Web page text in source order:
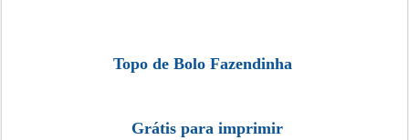
Topo de Bolo Fazendinha
Grátis para imprimir